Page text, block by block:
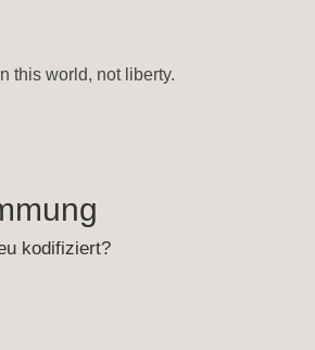
this world, not liberty.
kodifiziert?